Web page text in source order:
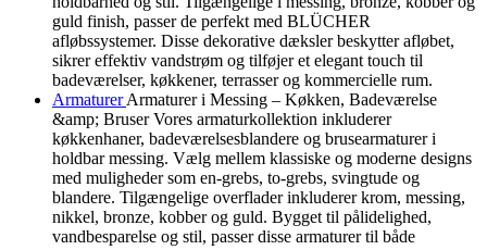
guld finish, passer de perfekt med BLÜCHER
afløbssystemer. Disse dekorative dæksler beskytter afløbet,
sikrer effektiv vandstrøm og tilføjer et elegant touch til
badeværelser, køkkener, terrasser og kommercielle rum.
ArmaturerArmaturer i Messing – Køkken, Badeværelse
&amp; Bruser Vores armaturkollektion inkluderer
køkkenhaner, badeværelsesblandere og brusearmaturer i
holdbar messing. Vælg mellem klassiske og moderne designs
med muligheder som en-grebs, to-grebs, svingtude og
blandere. Tilgængelige overflader inkluderer krom, messing,
nikkel, bronze, kobber og guld. Bygget til pålidelighed,
vandbesparelse og stil, passer disse armaturer til både